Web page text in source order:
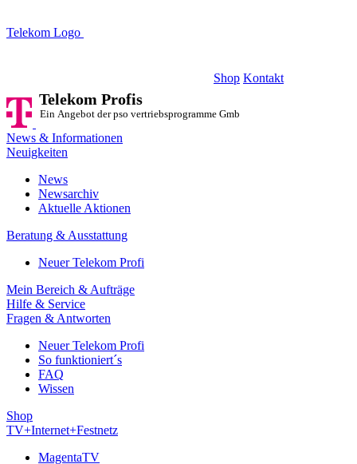
Telekom Logo
Shop Kontakt
Telekom Profis
Ein Angebot der pso vertriebsprogramme GmbH
News & Informationen
Neuigkeiten
News
Newsarchiv
Aktuelle Aktionen
Beratung & Ausstattung
Neuer Telekom Profi
Mein Bereich & Aufträge
Hilfe & Service
Fragen & Antworten
Neuer Telekom Profi
So funktioniert´s
FAQ
Wissen
Shop
TV+Internet+Festnetz
MagentaTV